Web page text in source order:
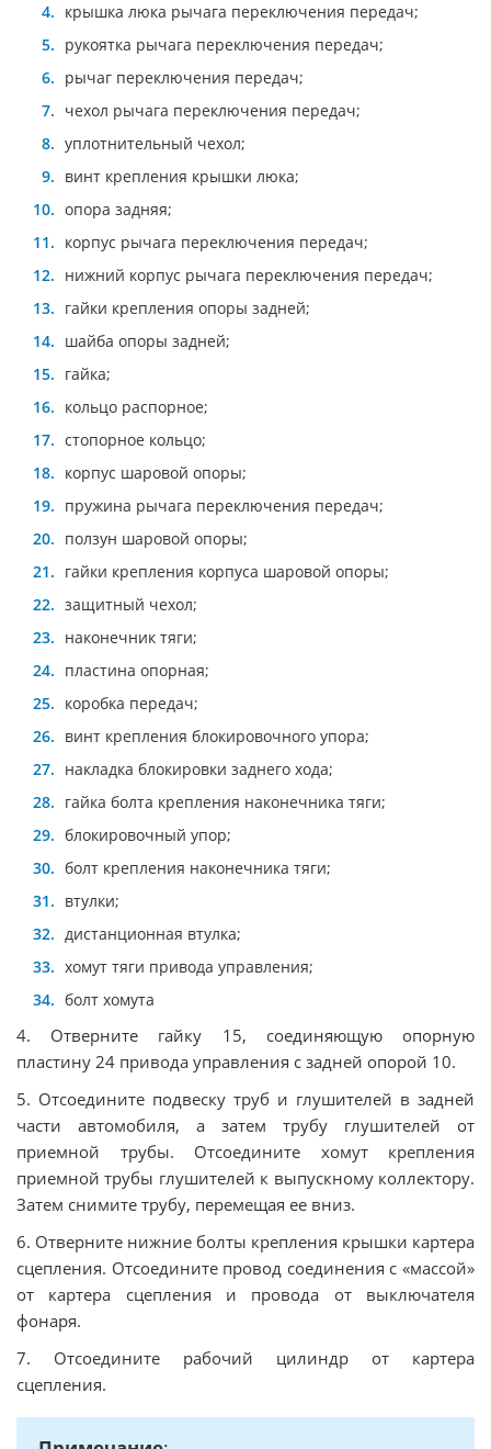
крышка люка рычага переключения передач;
рукоятка рычага переключения передач;
рычаг переключения передач;
чехол рычага переключения передач;
уплотнительный чехол;
винт крепления крышки люка;
опора задняя;
корпус рычага переключения передач;
нижний корпус рычага переключения передач;
гайки крепления опоры задней;
шайба опоры задней;
гайка;
кольцо распорное;
стопорное кольцо;
корпус шаровой опоры;
пружина рычага переключения передач;
ползун шаровой опоры;
гайки крепления корпуса шаровой опоры;
защитный чехол;
наконечник тяги;
пластина опорная;
коробка передач;
винт крепления блокировочного упора;
накладка блокировки заднего хода;
гайка болта крепления наконечника тяги;
блокировочный упор;
болт крепления наконечника тяги;
втулки;
дистанционная втулка;
хомут тяги привода управления;
болт хомута
4. Отверните гайку 15, соединяющую опорную
пластину 24 привода управления с задней опорой 10.
5. Отсоедините подвеску труб и глушителей в задней
части автомобиля, а затем трубу глушителей от
приемной трубы. Отсоедините хомут крепления
приемной трубы глушителей к выпускному коллектору.
Затем снимите трубу, перемещая ее вниз.
6. Отверните нижние болты крепления крышки картера
сцепления. Отсоедините провод соединения с «массой»
от картера сцепления и провода от выключателя
фонаря.
7. Отсоедините рабочий цилиндр от картера
сцепления.